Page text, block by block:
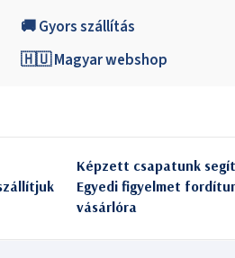
🚚 Gyors szállítás
🇭🇺 Magyar webshop
Képzett csapatunk
Egyedi figyelmet
vásárlóra